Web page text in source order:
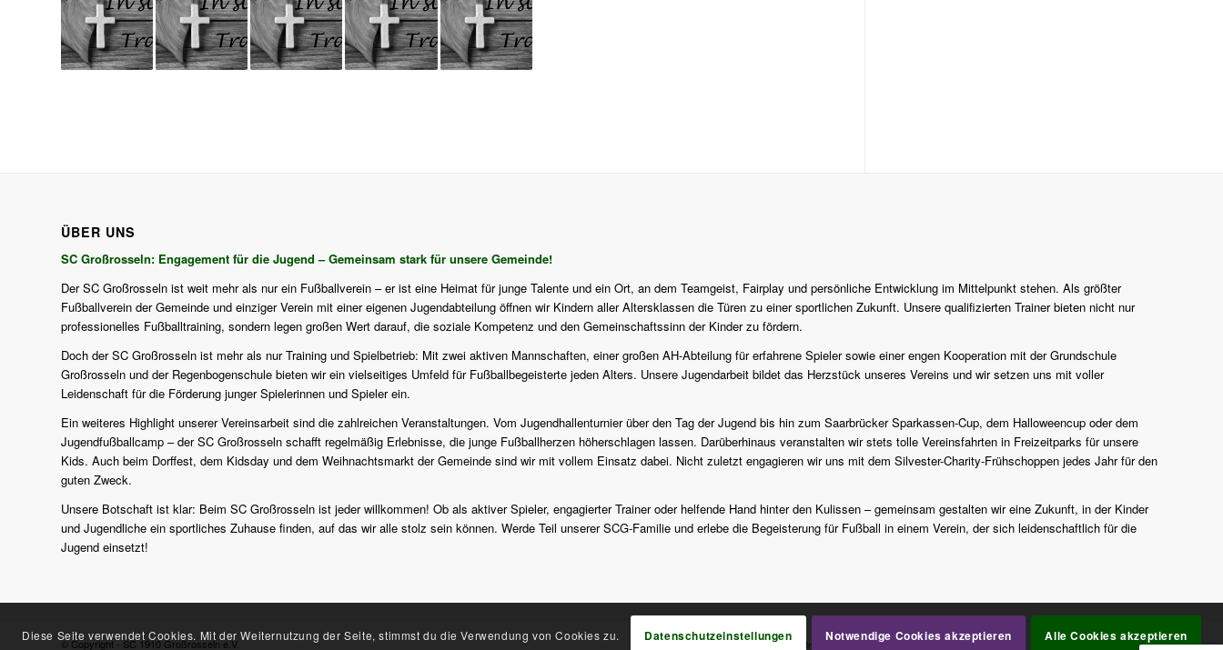
ÜBER UNS
SC Großrosseln: Engagement für die Jugend – Gemeinsam stark für unsere Gemeinde!
Der SC Großrosseln ist weit mehr als nur ein Fußballverein – er ist eine Heimat für junge Talente und ein Ort, an dem Teamgeist, Fairplay und persönliche Entwicklung im Mittelpunkt stehen. Als größter
Fußballverein der Gemeinde und einziger Verein mit einer eigenen Jugendabteilung öffnen wir Kindern aller Altersklassen die Türen zu einer sportlichen Zukunft. Unsere qualifizierten Trainer bieten nicht nur
professionelles Fußballtraining, sondern legen großen Wert darauf, die soziale Kompetenz und den Gemeinschaftssinn der Kinder zu fördern.
Doch der SC Großrosseln ist mehr als nur Training und Spielbetrieb: Mit zwei aktiven Mannschaften, einer großen AH-Abteilung für erfahrene Spieler sowie einer engen Kooperation mit der Grundschule
Großrosseln und der Regenbogenschule bieten wir ein vielseitiges Umfeld für Fußballbegeisterte jeden Alters. Unsere Jugendarbeit bildet das Herzstück unseres Vereins und wir setzen uns mit voller
Leidenschaft für die Förderung junger Spielerinnen und Spieler ein.
Ein weiteres Highlight unserer Vereinsarbeit sind die zahlreichen Veranstaltungen. Vom Jugendhallenturnier über den Tag der Jugend bis hin zum Saarbrücker Sparkassen-Cup, dem Halloweencup oder dem
Jugendfußballcamp – der SC Großrosseln schafft regelmäßig Erlebnisse, die junge Fußballherzen höherschlagen lassen. Darüberhinaus veranstalten wir stets tolle Vereinsfahrten in Freizeitparks für unsere
Kids. Auch beim Dorffest, dem Kidsday und dem Weihnachtsmarkt der Gemeinde sind wir mit vollem Einsatz dabei. Nicht zuletzt engagieren wir uns mit dem Silvester-Charity-Frühschoppen jedes Jahr für den
guten Zweck.
Unsere Botschaft ist klar: Beim SC Großrosseln ist jeder willkommen! Ob als aktiver Spieler, engagierter Trainer oder helfende Hand hinter den Kulissen – gemeinsam gestalten wir eine Zukunft, in der Kinder
und Jugendliche ein sportliches Zuhause finden, auf das wir alle stolz sein können. Werde Teil unserer SCG-Familie und erlebe die Begeisterung für Fußball in einem Verein, der sich leidenschaftlich für die
Jugend einsetzt!
© Copyright - SC 1910 Großrosseln e.V. Impressum Datenschutzerklärung Kontakt
Diese Seite verwendet Cookies. Mit der Weiternutzung der Seite, stimmst du die Verwendung von Cookies zu. Datenschutzeinstellungen Notwendige Cookies akzeptieren Alle Cookies akzeptieren